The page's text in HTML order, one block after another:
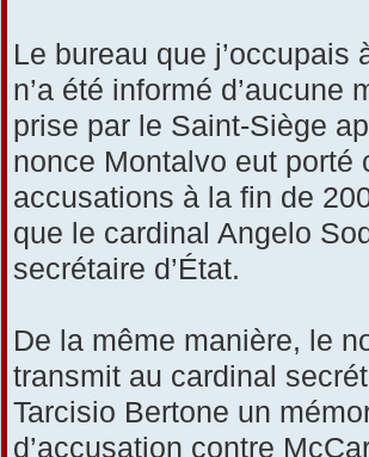
Le bureau que j’occupais
n’a été informé d’aucune
prise par le Saint-Siège
nonce Montalvo eut porté
accusations à la fin de
que le cardinal Angelo
secrétaire d’État.
De la même manière, le
transmit au cardinal
Tarcisio Bertone un
d’accusation contre